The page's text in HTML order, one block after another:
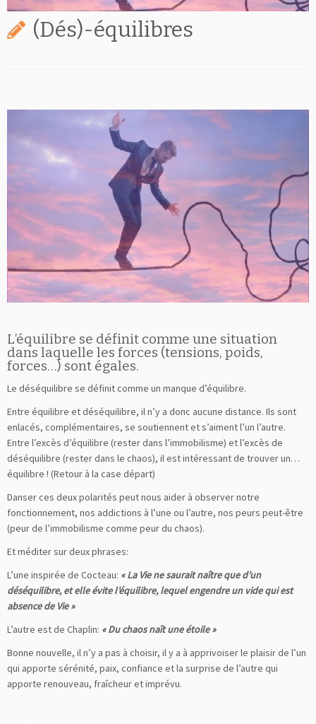
(Dés)-équilibres
L’équilibre se définit comme une situation
dans laquelle les forces (tensions, poids,
forces…) sont égales.
Le déséquilibre se définit comme un manque d’équilibre.
Entre équilibre et déséquilibre, il n’y a donc aucune distance. Ils sont
enlacés, complémentaires, se soutiennent et s’aiment l’un l’autre.
Entre l’excès d’équilibre (rester dans l’immobilisme) et l’excès de
déséquilibre (rester dans le chaos), il est intéressant de trouver un…
équilibre ! (Retour à la case départ)
Danser ces deux polarités peut nous aider à observer notre
fonctionnement, nos addictions à l’une ou l’autre, nos peurs peut-être
(peur de l’immobilisme comme peur du chaos).
Et méditer sur deux phrases:
L’une inspirée de Cocteau: « La Vie ne saurait naître que d’un
déséquilibre, et elle évite l’équilibre, lequel engendre un vide qui est
absence de Vie »
L’autre est de Chaplin: « Du chaos naît une étoile »
Bonne nouvelle, il n’y a pas à choisir, il y a à apprivoiser le plaisir de l’un
qui apporte sérénité, paix, confiance et la surprise de l’autre qui
apporte renouveau, fraîcheur et imprévu.